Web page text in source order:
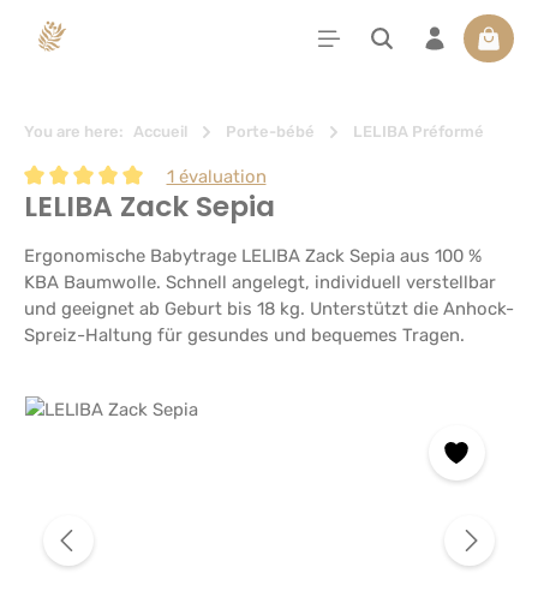
principal Le
You are here: Accueil Porte-bébé LELIBA Préformé
Note moyenne de 5 sur 5 étoiles
1 évaluation
LELIBA Zack Sepia
Ergonomische Babytrage LELIBA Zack Sepia aus 100 %
KBA Baumwolle. Schnell angelegt, individuell verstellbar
und geeignet ab Geburt bis 18 kg. Unterstützt die Anhock-
Spreiz-Haltung für gesundes und bequemes Tragen.
Ignorer la galerie d'images